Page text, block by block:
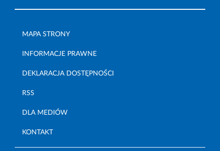
MAPA STRONY
INFORMACJE PRAWNE
DEKLARACJA DOSTĘPNOŚCI
RSS
DLA MEDIÓW
KONTAKT